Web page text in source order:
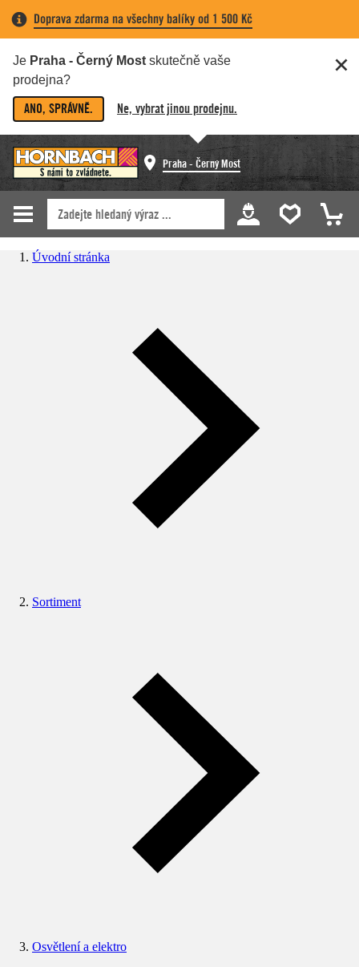
Doprava zdarma na všechny balíky od 1 500 Kč
Je Praha - Černý Most skutečně vaše
prodejna?
ANO, SPRÁVNĚ. Ne, vybrat jinou prodejnu.
Praha - Černý Most
Úvodní stránka
Sortiment
Osvětlení a elektro